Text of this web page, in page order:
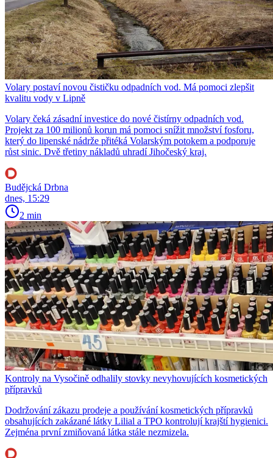
Volary postaví novou čističku odpadních vod. Má pomoci zlepšit
kvalitu vody v Lipně
Volary čeká zásadní investice do nové čistírny odpadních vod.
Projekt za 100 milionů korun má pomoci snížit množství fosforu,
který do lipenské nádrže přitéká Volarským potokem a podporuje
růst sinic. Dvě třetiny nákladů uhradí Jihočeský kraj.
Budějcká Drbna
dnes, 15:29
2 min
Kontroly na Vysočině odhalily stovky nevyhovujících kosmetických
přípravků
Dodržování zákazu prodeje a používání kosmetických přípravků
obsahujících zakázané látky Lilial a TPO kontrolují krajští hygienici.
Zejména první zmiňovaná látka stále nezmizela.